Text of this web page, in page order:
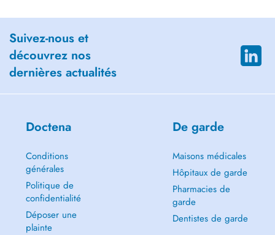
Suivez-nous et
découvrez nos
dernières actualités
Doctena
Conditions
générales
Politique de
confidentialité
Déposer une
plainte
De garde
Maisons médicales
Hôpitaux de garde
Pharmacies de
garde
Dentistes de garde